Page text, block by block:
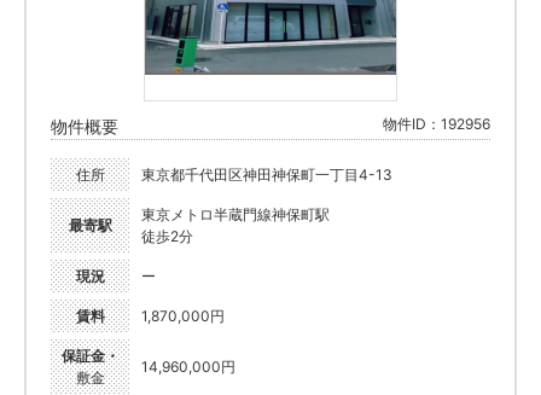
物件概要 物件ID：192956
住所 東京都千代田区神田神保町一丁目4-13
最寄駅
東京メトロ半蔵門線神保町駅
徒歩2分
現況 ー
賃料 1,870,000円
保証金・
敷金
14,960,000円